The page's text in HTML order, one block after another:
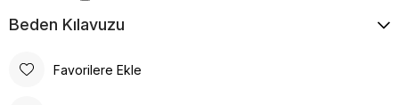
Beden Kılavuzu
Favorilere Ekle